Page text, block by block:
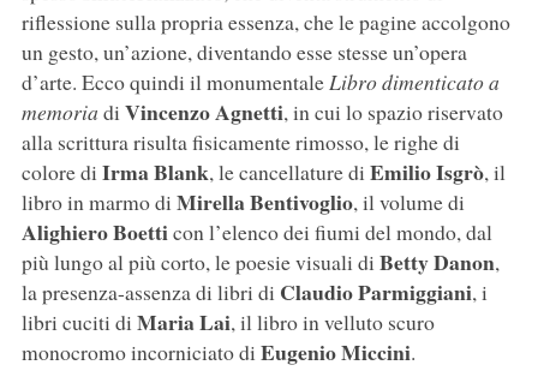
riflessione sulla propria essenza, che le pagine accolgono
un gesto, un’azione, diventando esse stesse un’opera
d’arte. Ecco quindi il monumentaleLibro dimenticato a
memoria di Vincenzo Agnetti, in cui lo spazio riservato
alla scrittura risulta fisicamente rimosso, le righe di
colore di Irma Blank, le cancellature di Emilio Isgrò, il
libro in marmo di Mirella Bentivoglio, il volume di
Alighiero Boetticon l’elenco dei fiumi del mondo, dal
più lungo al più corto, le poesie visuali di Betty Danon,
la presenza-assenza di libri di Claudio Parmiggiani, i
libri cuciti di MariaLai, il libro in velluto scuro
monocromo incorniciato di Eugenio Miccini.